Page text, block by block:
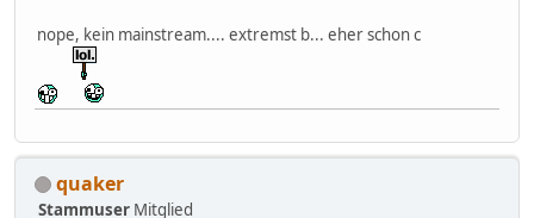
nope, kein mainstream.... extremst b... eher schon c
quaker
Stammuser Mitglied